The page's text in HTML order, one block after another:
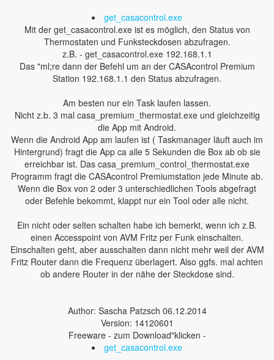
get_casacontrol.exe
Mit der get_casacontrol.exe ist es möglich, den Status von
Thermostaten und Funksteckdosen abzufragen.
z.B. - get_casacontrol.exe 192.168.1.1
Das "ml;re dann der Befehl um an der CASAcontrol Premium
Station 192.168.1.1 den Status abzufragen.
Am besten nur ein Task laufen lassen.
Nicht z.b. 3 mal casa_premium_thermostat.exe und gleichzeitig
die App mit Android.
Wenn die Android App am laufen ist ( Taskmanager läuft auch im
Hintergrund) fragt die App ca alle 5 Sekunden die Box ab ob sie
erreichbar ist. Das casa_premium_control_thermostat.exe
Programm fragt die CASAcontrol Premiumstation jede Minute ab.
Wenn die Box von 2 oder 3 unterschiedlichen Tools abgefragt
oder Befehle bekommt, klappt nur ein Tool oder alle nicht.
Ein nicht oder selten schalten habe ich bemerkt, wenn ich z.B.
einen Accesspoint von AVM Fritz per Funk einschalten.
Einschalten geht, aber ausschalten dann nicht mehr weil der AVM
Fritz Router dann die Frequenz überlagert. Also ggfs. mal achten
ob andere Router in der nähe der Steckdose sind.
Author: Sascha Patzsch 06.12.2014
Version: 14120601
Freeware - zum Download"klicken -
get_casacontrol.exe